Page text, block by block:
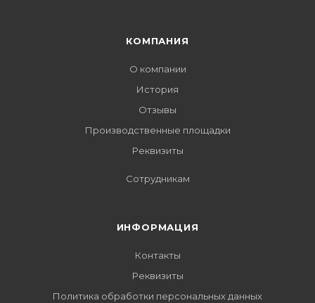
КОМПАНИЯ
О компании
История
Отзывы
Производственные площадки
Реквизиты
Сотрудникам
ИНФОРМАЦИЯ
Контакты
Реквизиты
Политика обработки персональных данных